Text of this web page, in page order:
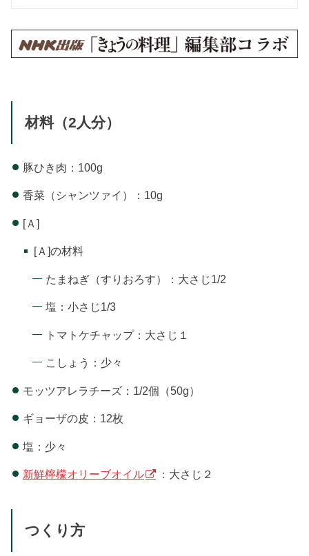
材料（2人分）
豚ひき肉：100g
香菜（シャンツァイ）：10g
[Ａ]
[Ａ]の材料
たまねぎ（すりおろす）：大さじ1/2
塩：小さじ1/3
トマトケチャップ：大さじ１
こしょう：少々
モッツアレラチーズ：1/2個（50g）
ギョーザの皮：12枚
塩：少々
新鮮檸檬オリーブオイル ：大さじ２
つくり方